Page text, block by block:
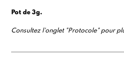
Pot de 3g.
Consultez l'onglet "Protocole" pour